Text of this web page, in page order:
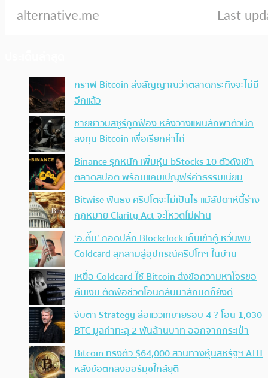
กราฟ Bitcoin ส่งสัญญาณว่าตลาดกระทิงจะไม่มี
อีกแล้ว
ชายชาวมิสซูรีถูกฟ้อง หลังวางแผนลักพาตัวนัก
ลงทุน Bitcoin เพื่อเรียกค่าไถ่
Binance รุกหนัก เพิ่มหุ้น bStocks 10 ตัวดังเข้า
ตลาดสปอต พร้อมแคมเปญฟรีค่าธรรมเนียม
Bitwise ฟันธง คริปโตจะไม่เป็นไร แม้สัปดาห์นี้ร่าง
กฎหมาย Clarity Act จะโหวตไม่ผ่าน
‘อ.ตั๊ม’ ถอดปลั้ก Blockclock เก็บเข้าตู้ หวั่นพิษ
Coldcard ลุกลามสู่อุปกรณ์คริปโทฯ ในบ้าน
เหยื่อ Coldcard ใช้ Bitcoin ส่งข้อความหาโจรขอ
คืนเงิน ตัดพ้อชีวิตโอนกลับมาสักนิดก็ยังดี
จับตา Strategy ส่อแววเทขายรอบ 4 ? โอน 1,030
BTC มูลค่าทะลุ 2 พันล้านบาท ออกจากกระเป๋า
Bitcoin ทรงตัว $64,000 สวนทางหุ้นสหรัฐฯ ATH
หลังข้อตกลงฮอร์มุซใกล้ยุติ